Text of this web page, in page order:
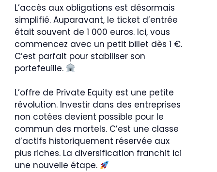
L’accès aux obligations est désormais
simplifié. Auparavant, le ticket d’entrée
était souvent de 1 000 euros. Ici, vous
commencez avec un petit billet dès 1 €.
C’est parfait pour stabiliser son
portefeuille.
L’offre de Private Equity est une petite
révolution. Investir dans des entreprises
non cotées devient possible pour le
commun des mortels. C’est une classe
d’actifs historiquement réservée aux
plus riches. La diversification franchit ici
une nouvelle étape.